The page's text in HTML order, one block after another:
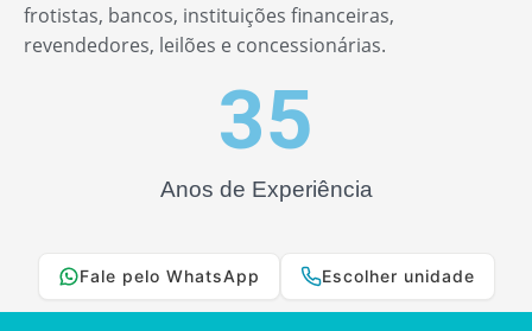
frotistas, bancos, instituições financeiras,
revendedores, leilões e concessionárias.
Anos de Experiência
35
Fale pelo WhatsApp Escolher unidade